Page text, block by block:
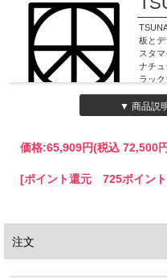
板と
スタマ
ナチ
ラッ
天板の
屋のデザインにぴったり合うテーブ
日本国内で生産され、丁寧に仕上げ
▼ 商品説
価格:65,909円(税込 72,500
[ポイント還元 725ポイン
注文